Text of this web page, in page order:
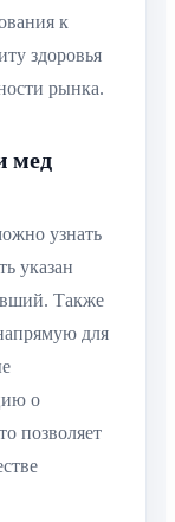
к
здоровья
рынка.
мед
узнать
указан
Также
для
о
позволяет